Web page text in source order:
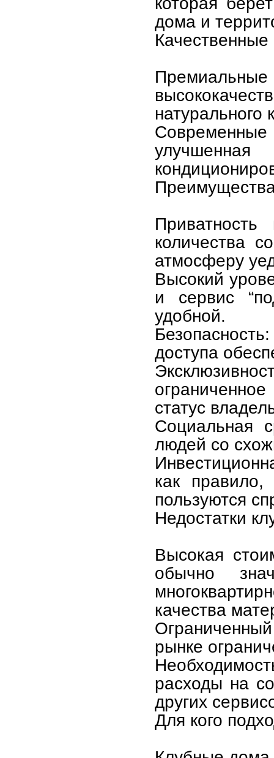
дома и
количества
атмосферу
Высокий
и сервис
удобной.
доступа
статус
Социальная
людей со
как
пользуются
Недостатки
Высокая
обычно
качества
рынке
расходы на
других
Для кого